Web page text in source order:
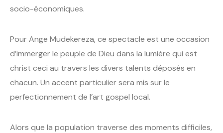
socio-économiques.
Pour Ange Mudekereza, ce spectacle est une occasion
d’immerger le peuple de Dieu dans la lumière qui est
christ ceci au travers les divers talents déposés en
chacun. Un accent particulier sera mis sur le
perfectionnement de l’art gospel local.
Alors que la population traverse des moments difficiles,